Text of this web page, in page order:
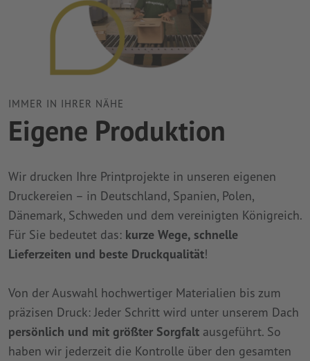
IMMER IN IHRER NÄHE
Eigene Produktion
Wir drucken Ihre Printprojekte in unseren eigenen
Druckereien – in Deutschland, Spanien, Polen,
Dänemark, Schweden und dem vereinigten Königreich.
Für Sie bedeutet das: kurze Wege, schnelle
Lieferzeiten und beste Druckqualität!
Von der Auswahl hochwertiger Materialien bis zum
präzisen Druck: Jeder Schritt wird unter unserem Dach
persönlich und mit größter Sorgfalt ausgeführt. So
haben wir jederzeit die Kontrolle über den gesamten